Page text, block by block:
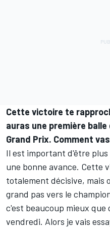
Cette victoire te
auras une première
Grand Prix. Comment
Il est important d'être plus
une bonne avance. Cette
totalement décisive, mais
grand pas vers le
c'est beaucoup mieux
vendredi. Alors je vais